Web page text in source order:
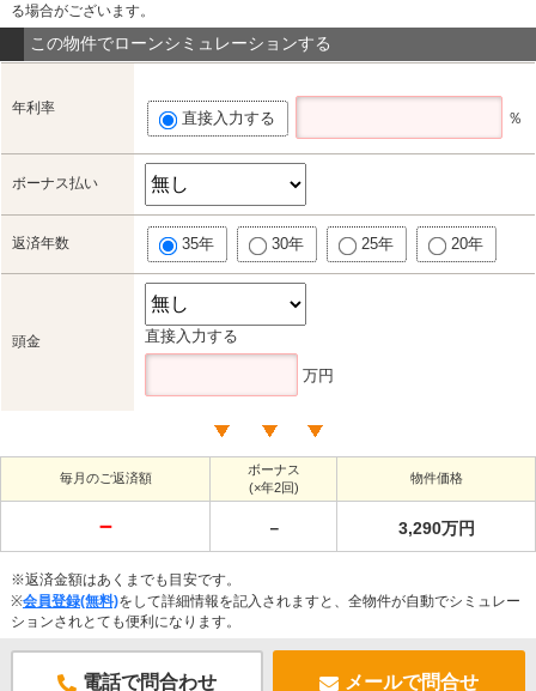
る場合がございます。
この物件でローンシミュレーションする
年利率
直接入力する ％
ボーナス払い
返済年数 35年 30年 25年 20年
頭金 直接入力する
万円
毎月のご返済額
ボーナス
(×年2回)
物件価格
－ － 3,290万円
※返済金額はあくまでも目安です。
※会員登録(無料)をして詳細情報を記入されますと、全物件が自動でシミュレー
ションされとても便利になります。
電話で問合わせ メールで問合せ